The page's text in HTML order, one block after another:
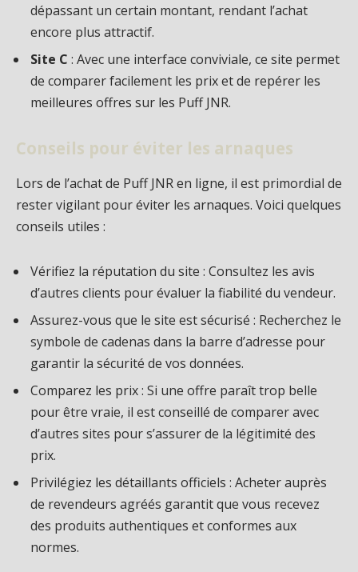
dépassant un certain montant, rendant l’achat
encore plus attractif.
Site C : Avec une interface conviviale, ce site permet
de comparer facilement les prix et de repérer les
meilleures offres sur les Puff JNR.
Conseils pour éviter les arnaques
Lors de l’achat de Puff JNR en ligne, il est primordial de
rester vigilant pour éviter les arnaques. Voici quelques
conseils utiles :
Vérifiez la réputation du site : Consultez les avis
d’autres clients pour évaluer la fiabilité du vendeur.
Assurez-vous que le site est sécurisé : Recherchez le
symbole de cadenas dans la barre d’adresse pour
garantir la sécurité de vos données.
Comparez les prix : Si une offre paraît trop belle
pour être vraie, il est conseillé de comparer avec
d’autres sites pour s’assurer de la légitimité des
prix.
Privilégiez les détaillants officiels : Acheter auprès
de revendeurs agréés garantit que vous recevez
des produits authentiques et conformes aux
normes.